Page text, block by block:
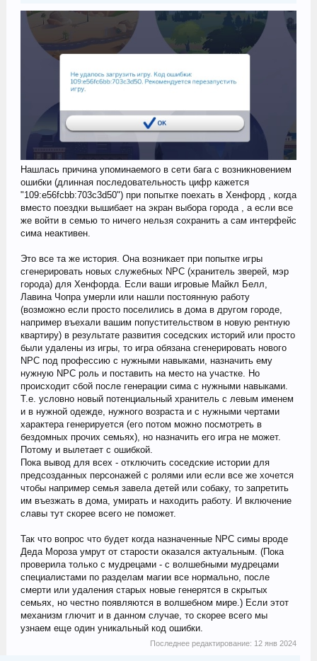
Нашлась причина упоминаемого в сети бага с возникновением
ошибки (длинная последовательность цифр кажется
"109:e56fcbb:703c3d50") при попытке поехать в Хенфорд , когда
вместо поездки вышибает на экран выбора города , а если все
же войти в семью то ничего нельзя сохранить а сам интерфейс
сима неактивен.
Это все та же история. Она возникает при попытке игры
сгенерировать новых служебных NPC (хранитель зверей, мэр
города) для Хенфорда. Если ваши игровые Майкл Белл,
Лавина Чопра умерли или нашли постоянную работу
(возможно если просто поселились в дома в другом городе,
например въехали вашим попустительством в новую рентную
квартиру) в результате развития соседских историй или просто
были удалены из игры, то игра обязана сгенерировать нового
NPC под профессию с нужными навыками, назначить ему
нужную NPC роль и поставить на место на участке. Но
происходит сбой после генерации сима с нужными навыками.
Т.е. условно новый потенциальный хранитель с левым именем
и в нужной одежде, нужного возраста и с нужными чертами
характера генерируется (его потом можно посмотреть в
бездомных прочих семьях), но назначить его игра не может.
Потому и вылетает с ошибкой.
Пока вывод для всех - отключить соседские истории для
предсозданных персонажей с ролями или если все же хочется
чтобы например семья завела детей или собаку, то запретить
им въезжать в дома, умирать и находить работу. И включение
славы тут скорее всего не поможет.
Так что вопрос что будет когда назначенные NPC симы вроде
Деда Мороза умрут от старости оказался актуальным. (Пока
проверила только с мудрецами - с волшебными мудрецами
специалистами по разделам магии все нормально, после
смерти или удаления старых новые генерятся в скрытых
семьях, но честно появляются в волшебном мире.) Если этот
механизм глючит и в данном случае, то скорее всего мы
узнаем еще один уникальный код ошибки.
Последнее редактирование: 12 янв 2024